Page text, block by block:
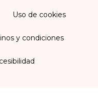
Uso de cookies
y condiciones